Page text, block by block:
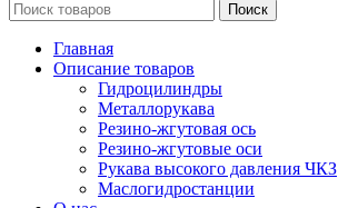
Поиск
Главная
Описание товаров
Гидроцилиндры
Металлорукава
Резино-жгутовая ось
Резино-жгутовые оси
Рукава высокого давления ЧКЗ
Маслогидростанции